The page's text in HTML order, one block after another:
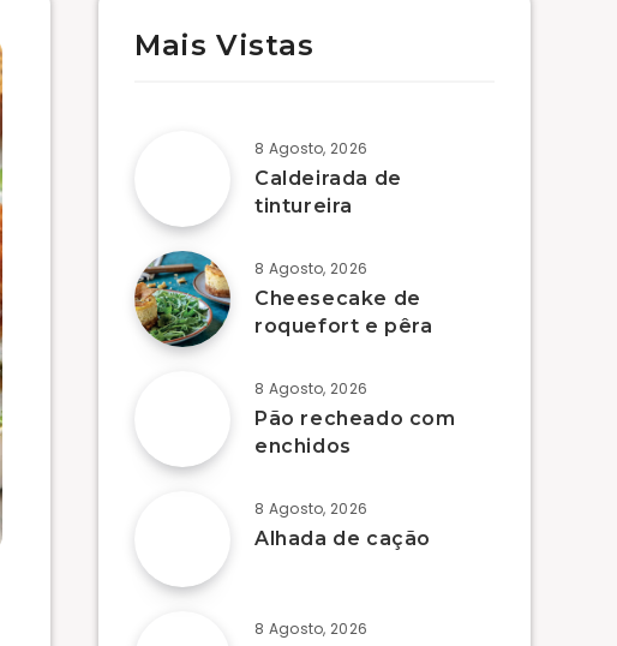
Mais Vistas
8 Agosto, 2026
Caldeirada de
tintureira
8 Agosto, 2026
Cheesecake de
roquefort e pêra
8 Agosto, 2026
Pão recheado com
enchidos
8 Agosto, 2026
Alhada de cação
8 Agosto, 2026